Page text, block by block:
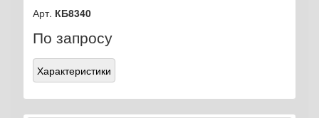
Арт. КБ8340
По запросу
Характеристики